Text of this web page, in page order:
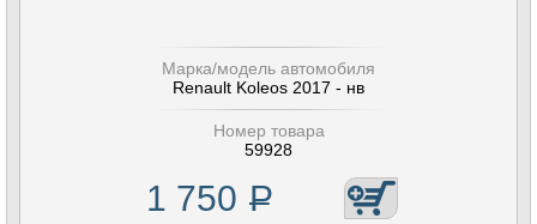
Марка/модель автомобиля
Renault Koleos 2017 - нв
Номер товара
59928
1 750 Р